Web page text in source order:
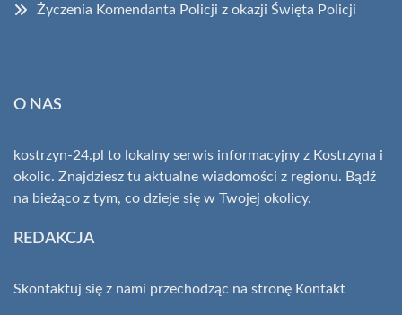
Życzenia Komendanta Policji z okazji Święta Policji
O NAS
kostrzyn-24.pl to lokalny serwis informacyjny z Kostrzyna i
okolic. Znajdziesz tu aktualne wiadomości z regionu. Bądź
na bieżąco z tym, co dzieje się w Twojej okolicy.
REDAKCJA
Skontaktuj się z nami przechodząc na stronę Kontakt